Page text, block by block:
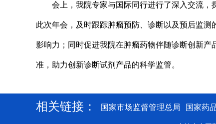
会上，我院专家与国际同行进行了深入交流
此次年会，及时跟踪肿瘤预防、诊断以及预后监
影响力；同时促进我院在肿瘤药物伴随诊断创新
准，助力创新诊断试剂产品的科学监管。
相关链接： 国家市场监督管理总局 国家药